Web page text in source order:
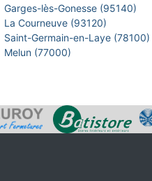
Garges-lès-Gonesse (95140)
La Courneuve (93120)
Saint-Germain-en-Laye (78100)
Melun (77000)